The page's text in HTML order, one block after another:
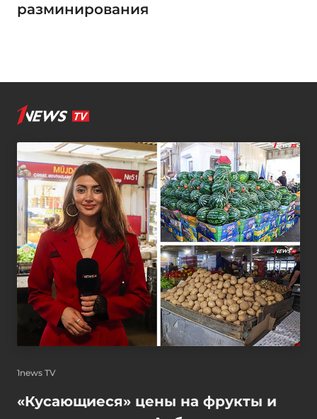
разминирования
1news TV
«Кусающиеся» цены на фрукты и